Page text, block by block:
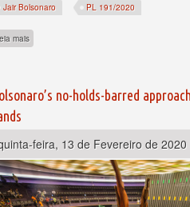
Jair Bolsonaro PL 191/2020
mais
no-holds-barred
feira, 13 de Fevereiro de 2020